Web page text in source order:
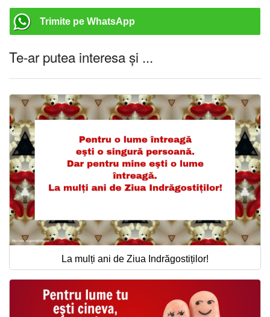
Trimite pe WhatsApp
Te-ar putea interesa și ...
La mulți ani de Ziua Indrăgostiților!